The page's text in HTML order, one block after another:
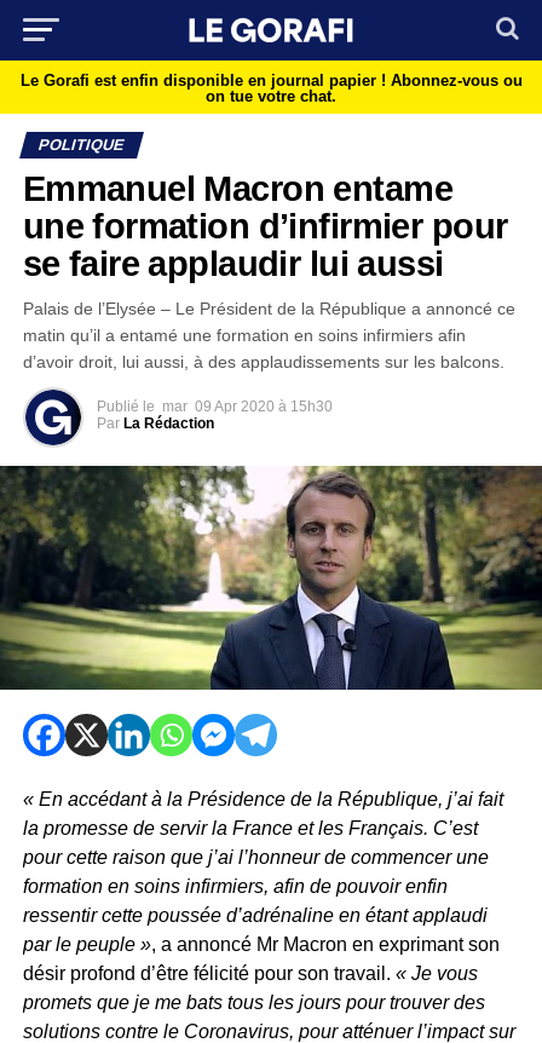
Le Gorafi est enfin disponible en journal papier ! Abonnez-vous ou
on tue votre chat.
POLITIQUE
Emmanuel Macron entame
une formation d’infirmier pour
se faire applaudir lui aussi
Palais de l’Elysée – Le Président de la République a annoncé ce
matin qu’il a entamé une formation en soins infirmiers afin
d’avoir droit, lui aussi, à des applaudissements sur les balcons.
Publié le mar 09 Apr 2020 à 15h30
Par La Rédaction
« En accédant à la Présidence de la République, j’ai fait
la promesse de servir la France et les Français. C’est
pour cette raison que j’ai l’honneur de commencer une
formation en soins infirmiers, afin de pouvoir enfin
ressentir cette poussée d’adrénaline en étant applaudi
par le peuple », a annoncé Mr Macron en exprimant son
désir profond d’être félicité pour son travail. « Je vous
promets que je me bats tous les jours pour trouver des
solutions contre le Coronavirus, pour atténuer l’impact sur